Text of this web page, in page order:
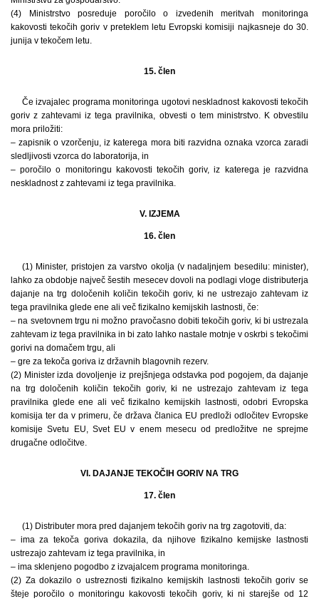
(4) Ministrstvo posreduje poročilo o izvedenih meritvah monitoringa
kakovosti tekočih goriv v preteklem letu Evropski komisiji najkasneje do 30.
junija v tekočem letu.
15. člen
Če izvajalec programa monitoringa ugotovi neskladnost kakovosti tekočih
goriv z zahtevami iz tega pravilnika, obvesti o tem ministrstvo. K obvestilu
mora priložiti:
– zapisnik o vzorčenju, iz katerega mora biti razvidna oznaka vzorca zaradi
sledljivosti vzorca do laboratorija, in
– poročilo o monitoringu kakovosti tekočih goriv, iz katerega je razvidna
neskladnost z zahtevami iz tega pravilnika.
V. IZJEMA
16. člen
(1) Minister, pristojen za varstvo okolja (v nadaljnjem besedilu: minister),
lahko za obdobje največ šestih mesecev dovoli na podlagi vloge distributerja
dajanje na trg določenih količin tekočih goriv, ki ne ustrezajo zahtevam iz
tega pravilnika glede ene ali več fizikalno kemijskih lastnosti, če:
– na svetovnem trgu ni možno pravočasno dobiti tekočih goriv, ki bi ustrezala
zahtevam iz tega pravilnika in bi zato lahko nastale motnje v oskrbi s tekočimi
gorivi na domačem trgu, ali
– gre za tekoča goriva iz državnih blagovnih rezerv.
(2) Minister izda dovoljenje iz prejšnjega odstavka pod pogojem, da dajanje
na trg določenih količin tekočih goriv, ki ne ustrezajo zahtevam iz tega
pravilnika glede ene ali več fizikalno kemijskih lastnosti, odobri Evropska
komisija ter da v primeru, če država članica EU predloži odločitev Evropske
komisije Svetu EU, Svet EU v enem mesecu od predložitve ne sprejme
drugačne odločitve.
VI. DAJANJE TEKOČIH GORIV NA TRG
17. člen
(1) Distributer mora pred dajanjem tekočih goriv na trg zagotoviti, da:
– ima za tekoča goriva dokazila, da njihove fizikalno kemijske lastnosti
ustrezajo zahtevam iz tega pravilnika, in
– ima sklenjeno pogodbo z izvajalcem programa monitoringa.
(2) Za dokazilo o ustreznosti fizikalno kemijskih lastnosti tekočih goriv se
šteje poročilo o monitoringu kakovosti tekočih goriv, ki ni starejše od 12